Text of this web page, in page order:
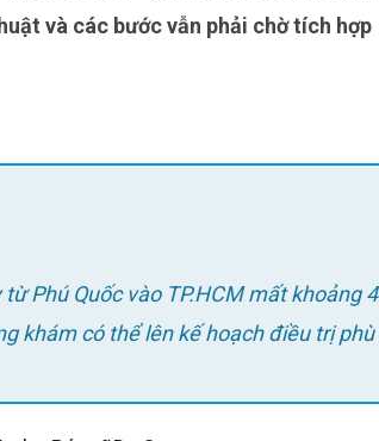
và các bước vẫn phải chờ tích hợp
khám có thể lên kế hoạch điều trị phù